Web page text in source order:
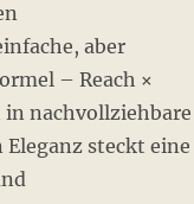
aber
– Reach ×
nachvollziehbare
steckt eine